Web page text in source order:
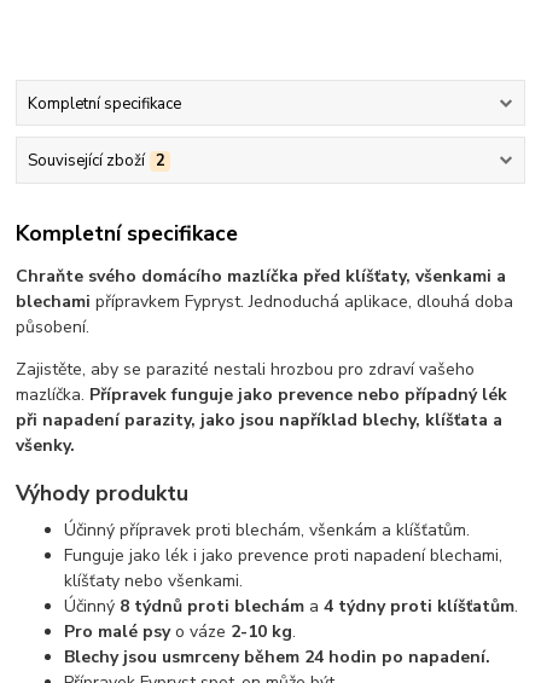
Kompletní specifikace
Související zboží 2
Kompletní specifikace
Chraňte svého domácího mazlíčka před klíšťaty, všenkami a
blechami přípravkem Fypryst. Jednoduchá aplikace, dlouhá doba
působení.
Zajistěte, aby se parazité nestali hrozbou pro zdraví vašeho
mazlíčka. Přípravek funguje jako prevence nebo případný lék
při napadení parazity, jako jsou například blechy, klíšťata a
všenky.
Výhody produktu
Účinný přípravek proti blechám, všenkám a klíšťatům.
Funguje jako lék i jako prevence proti napadení blechami,
klíšťaty nebo všenkami.
Účinný 8 týdnů proti blechám a4 týdny proti klíšťatům.
Pro malé psyo váze 2-10 kg.
Blechy jsou usmrceny během 24 hodin po napadení.